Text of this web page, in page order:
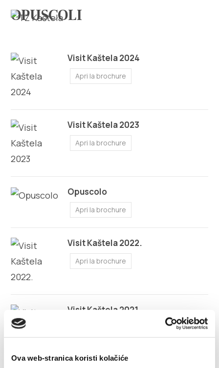
Ova web-stranica koristi kolačiće
Esplora
Destinazione
Cosa fare
Multimedia
Tourist office
Safe in Dalmatia
it
OPUSCOLI
Visit Kaštela 2024
Apri la brochure
Visit Kaštela 2023
Apri la brochure
Opuscolo
Apri la brochure
Visit Kaštela 2022.
Apri la brochure
Visit Kaštela 2021.